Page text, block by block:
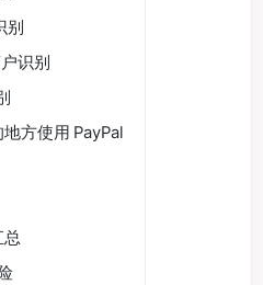
别
识别
方使用 PayPal
总